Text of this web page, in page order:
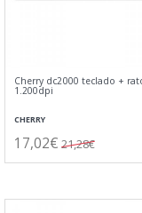
Cherry dc2000 teclado +
1.200dpi
CHERRY
17,02€ 21,28€